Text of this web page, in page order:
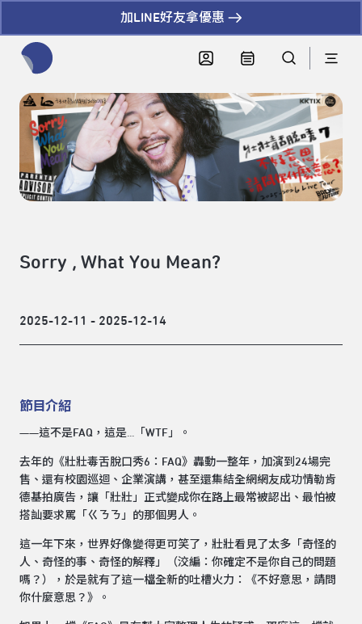
加LINE好友拿優惠
Sorry , What You Mean?
2025-12-11 - 2025-12-14
節目介紹
——這不是FAQ，這是...「WTF」。
去年的《壯壯毒舌脫口秀6：FAQ》轟動一整年，加演到24場完
售、還有校園巡迴、企業演講，甚至還集結全網網友成功情勒肯
德基拍廣告，讓「壯壯」正式變成你在路上最常被認出、最怕被
搭訕要求罵「ㄍㄋㄋ」的那個男人。
這一年下來，世界好像變得更可笑了，壯壯看見了太多「奇怪的
人、奇怪的事、奇怪的解釋」（洨編：你確定不是你自己的問題
嗎？），於是就有了這一檔全新的吐槽火力：《不好意思，請問
你什麼意思？》。